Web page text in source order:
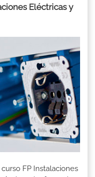
Eléctricas y
FP Instalaciones